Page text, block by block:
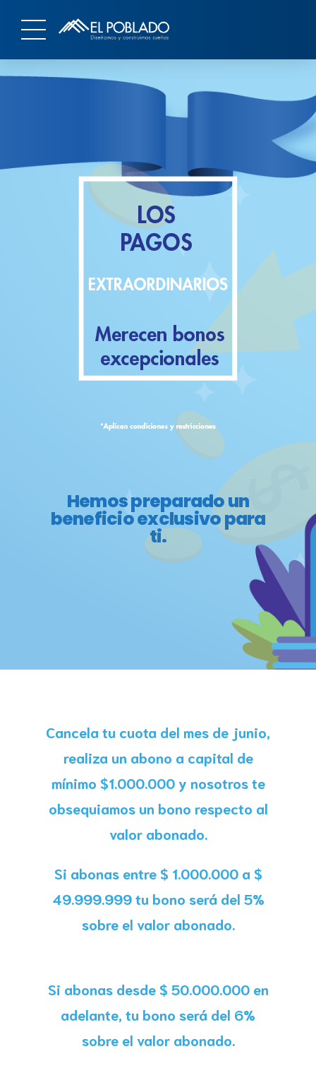
Hemos preparado un
beneficio exclusivo para
ti.
Cancela tu cuota del mes de junio,
realiza un abono a capital de
mínimo $1.000.000 y nosotros te
obsequiamos un bono respecto al
valor abonado.
Si abonas entre $ 1.000.000 a $
49.999.999 tu bono será del 5%
sobre el valor abonado.
Si abonas desde $ 50.000.000 en
adelante, tu bono será del 6%
sobre el valor abonado.